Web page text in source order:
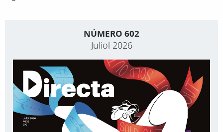
NÚMERO 602
Juliol 2026